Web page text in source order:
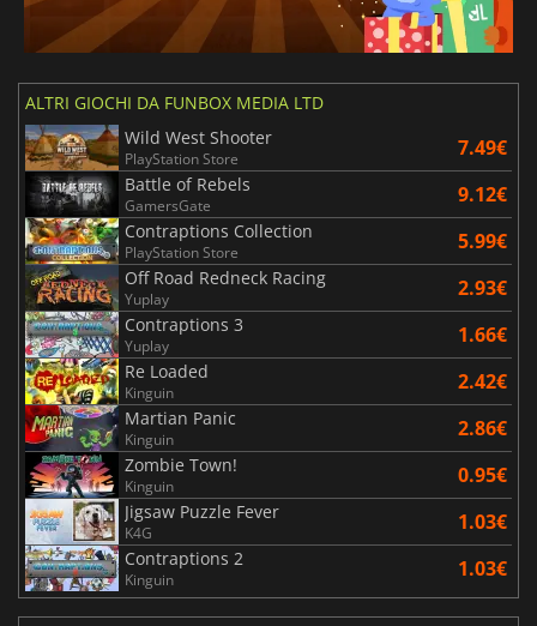
ALTRI GIOCHI DA FUNBOX MEDIA LTD
Wild West Shooter
PlayStation Store 7.49€
Battle of Rebels
GamersGate 9.12€
Contraptions Collection
PlayStation Store 5.99€
Off Road Redneck Racing
Yuplay 2.93€
Contraptions 3
Yuplay 1.66€
Re Loaded
Kinguin 2.42€
Martian Panic
Kinguin 2.86€
Zombie Town!
Kinguin 0.95€
Jigsaw Puzzle Fever
K4G 1.03€
Contraptions 2
Kinguin 1.03€